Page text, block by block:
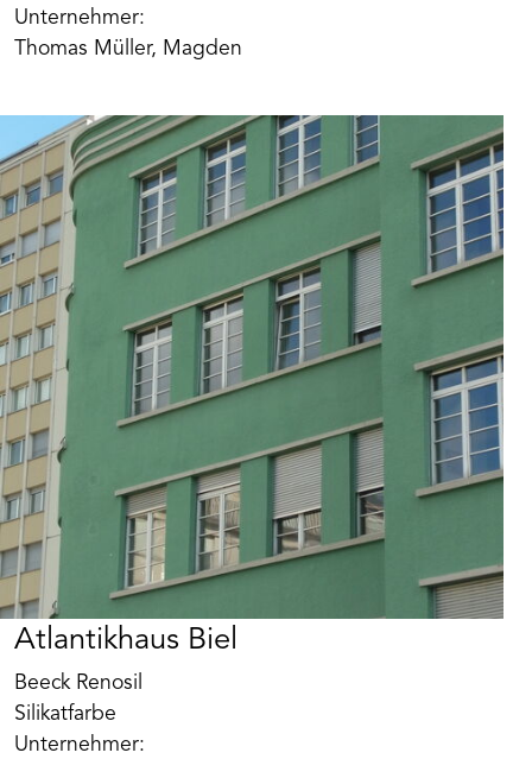
Art. Nr. BK267
Quarzfüller
von Haarrissen und zum Ausgleich von
Strukturmängeln. Naturweiß mit Strukturkorn 0,4
mm.Produkt merken
Isoliergrund Spezial BEECK
Haftstarker, weiß pigmentierter Sperr- und
Isoliergrund für kritische Untergründe mit
Unternehmer:
Thomas Müller, Magden
Atlantikhaus Biel
Beeck Renosil
Silikatfarbe
Unternehmer: